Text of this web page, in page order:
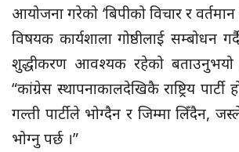
आयोजना गरेको ‘बिपीको विचार र
विषयक कार्यशाला गोष्ठीलाई सम्बोधन
शुद्धीकरण आवश्यक रहेको बताउनुभयो
“कांग्रेस स्थापनाकालदेखिकै राष्ट्रिय
गल्ती पार्टीले भोग्दैन र जिम्मा लिँदैन,
भोग्नु पर्छ ।”